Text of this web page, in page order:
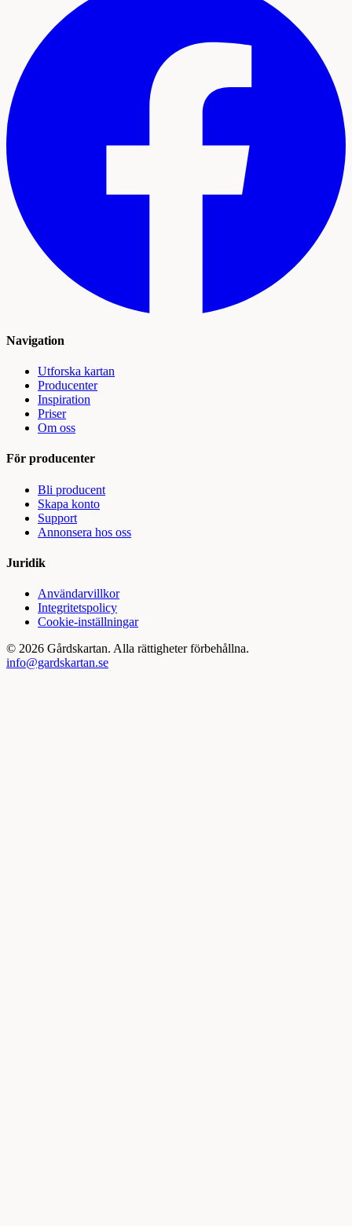
Navigation
Utforska kartan
Producenter
Inspiration
Priser
Om oss
För producenter
Bli producent
Skapa konto
Support
Annonsera hos oss
Juridik
Användarvillkor
Integritetspolicy
Cookie-inställningar
© 2026 Gårdskartan. Alla rättigheter förbehållna.
info@gardskartan.se